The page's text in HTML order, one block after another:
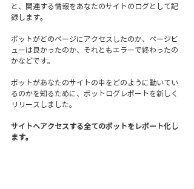
と、関連する情報をあなたのサイトのログとして記
録します。
ボットがどのページにアクセスしたのか、ページビ
ューは良かったのか、それともエラーで終わったの
かなどです。
ボットがあなたのサイトの中をどのように動いてい
るのかを知るために、ボットログレポートを新しく
リリースしました。
サイトへアクセスする全てのボットをレポート化し
ます。